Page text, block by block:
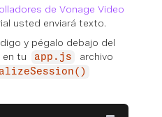
de Vonage Video
usted enviará texto.
y pégalo debajo del
en tu
app.js
archivo